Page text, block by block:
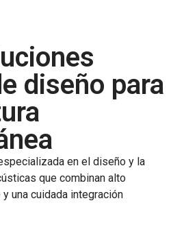
diseño para
en el diseño y la
que combinan alto
una cuidada integración